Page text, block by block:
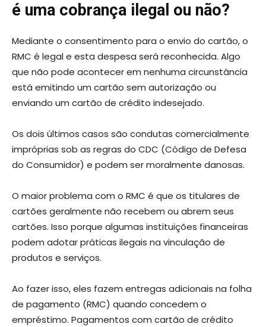
é uma cobrança ilegal ou não?
Mediante o consentimento para o envio do cartão, o
RMC é legal e esta despesa será reconhecida. Algo
que não pode acontecer em nenhuma circunstância
está emitindo um cartão sem autorização ou
enviando um cartão de crédito indesejado.
Os dois últimos casos são condutas comercialmente
impróprias sob as regras do CDC (Código de Defesa
do Consumidor) e podem ser moralmente danosas.
O maior problema com o RMC é que os titulares de
cartões geralmente não recebem ou abrem seus
cartões. Isso porque algumas instituições financeiras
podem adotar práticas ilegais na vinculação de
produtos e serviços.
Ao fazer isso, eles fazem entregas adicionais na folha
de pagamento (RMC) quando concedem o
empréstimo. Pagamentos com cartão de crédito